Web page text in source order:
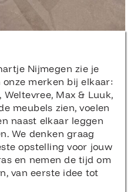
Nijmegen zie je
merken bij elkaar:
Max & Luuk,
meubels zien, voelen
naast elkaar leggen
We denken graag
opstelling voor jouw
en nemen de tijd om
van eerste idee tot